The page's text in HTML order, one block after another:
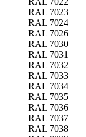
RAL 7023
RAL 7024
RAL 7026
RAL 7030
RAL 7031
RAL 7032
RAL 7033
RAL 7034
RAL 7035
RAL 7036
RAL 7037
RAL 7038